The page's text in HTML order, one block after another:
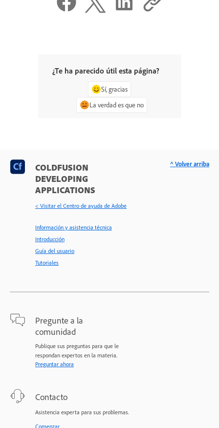
¿Te ha parecido útil esta página?
Sí, gracias
La verdad es que no
COLDFUSION
DEVELOPING
APPLICATIONS
< Visitar el Centro de ayuda de Adobe
Información y asistencia técnica
Introducción
Guía del usuario
Tutoriales
Pregunte a la
comunidad
Publique sus preguntas para que le
respondan expertos en la materia.
Preguntar ahora
Contacto
Asistencia experta para sus problemas.
Comenzar
^ Volver arriba